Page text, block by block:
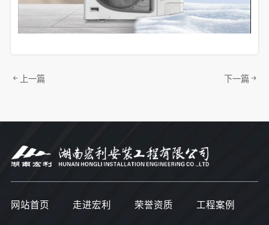
上一篇 下一篇
网站首页 走进宏利 荣誉资质 工程案例